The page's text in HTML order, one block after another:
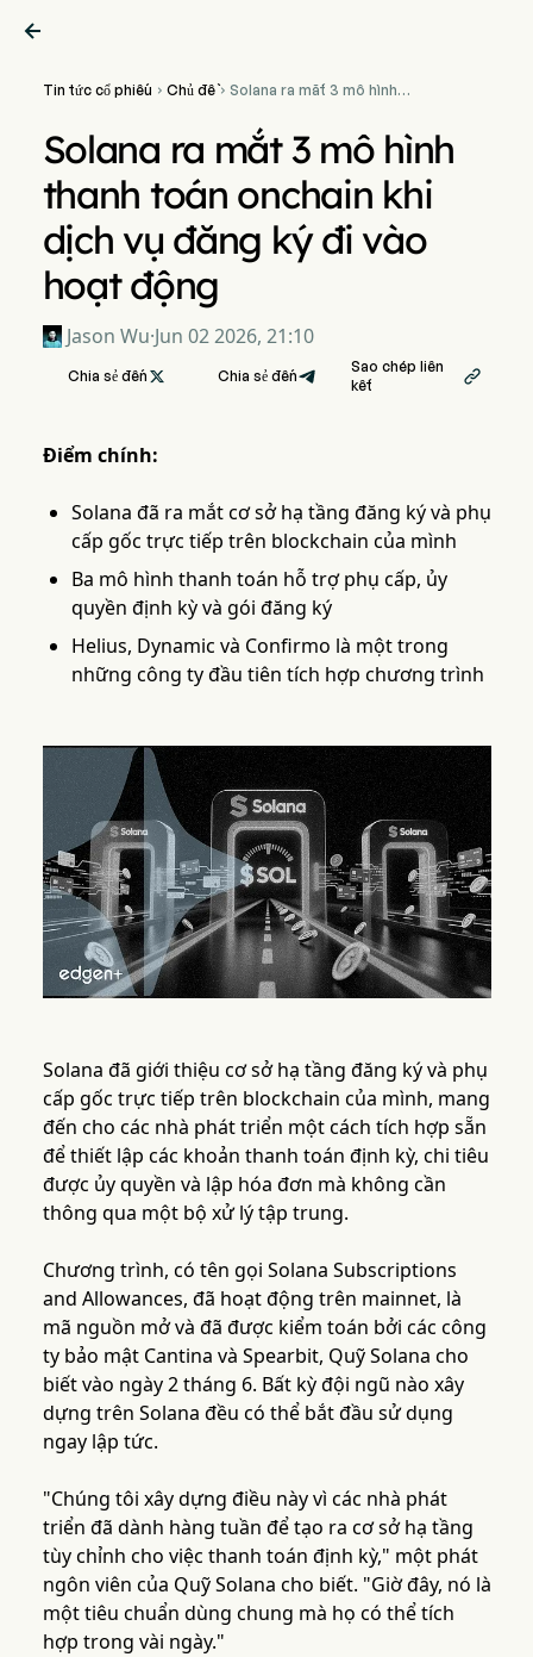

Tin tức cổ phiếu  Chủ đề Solana ra mắt 3 mô hình
vụ đăng ký đi vào hoạt động
Solana ra mắt 3 mô hình
thanh toán onchain khi
dịch vụ đăng ký đi vào
hoạt động
Jason Wu·Jun 02 2026, 21:10
Chia sẻ đến  Chia sẻ đến
Sao chép liên
kết

Điểm chính:
Solana đã ra mắt cơ sở hạ tầng đăng ký và phụ
cấp gốc trực tiếp trên blockchain của mình
Ba mô hình thanh toán hỗ trợ phụ cấp, ủy
quyền định kỳ và gói đăng ký
Helius, Dynamic và Confirmo là một trong
những công ty đầu tiên tích hợp chương trình
Solana đã giới thiệu cơ sở hạ tầng đăng ký và phụ
cấp gốc trực tiếp trên blockchain của mình, mang
đến cho các nhà phát triển một cách tích hợp sẵn
để thiết lập các khoản thanh toán định kỳ, chi tiêu
được ủy quyền và lập hóa đơn mà không cần
thông qua một bộ xử lý tập trung.
Chương trình, có tên gọi Solana Subscriptions
and Allowances, đã hoạt động trên mainnet, là
mã nguồn mở và đã được kiểm toán bởi các công
ty bảo mật Cantina và Spearbit, Quỹ Solana cho
biết vào ngày 2 tháng 6. Bất kỳ đội ngũ nào xây
dựng trên Solana đều có thể bắt đầu sử dụng
ngay lập tức.
"Chúng tôi xây dựng điều này vì các nhà phát
triển đã dành hàng tuần để tạo ra cơ sở hạ tầng
tùy chỉnh cho việc thanh toán định kỳ," một phát
ngôn viên của Quỹ Solana cho biết. "Giờ đây, nó là
một tiêu chuẩn dùng chung mà họ có thể tích
hợp trong vài ngày."